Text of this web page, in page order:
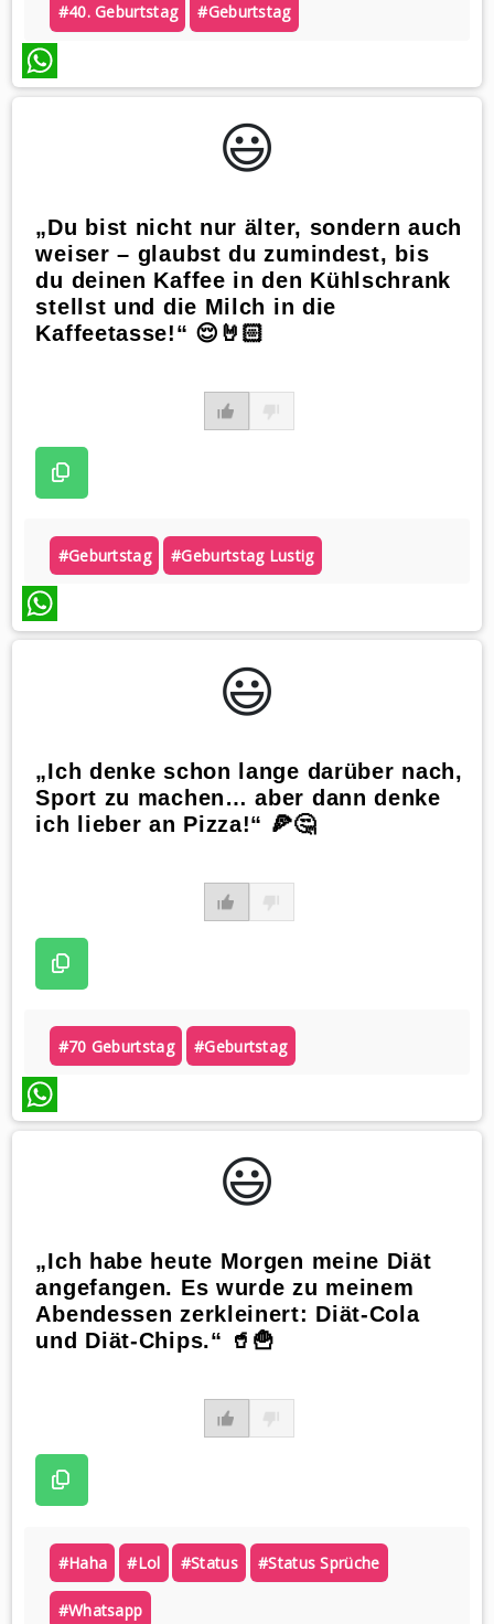
#40. Geburtstag #geburtstag
WhatsApp
😃️
„Du bist nicht nur älter, sondern auch
weiser – glaubst du zumindest, bis
du deinen Kaffee in den Kühlschrank
stellst und die Milch in die
Kaffeetasse!“ 😌🤘🏻
#geburtstag #geburtstag Lustig
WhatsApp
😃️
„Ich denke schon lange darüber nach,
Sport zu machen… aber dann denke
ich lieber an Pizza!“ 🍕🤔
#70 Geburtstag #geburtstag
WhatsApp
😃️
„Ich habe heute Morgen meine Diät
angefangen. Es wurde zu meinem
Abendessen zerkleinert: Diät-Cola
und Diät-Chips.“ 🥤🍟
#haha #lol #status #status Sprüche
#whatsapp